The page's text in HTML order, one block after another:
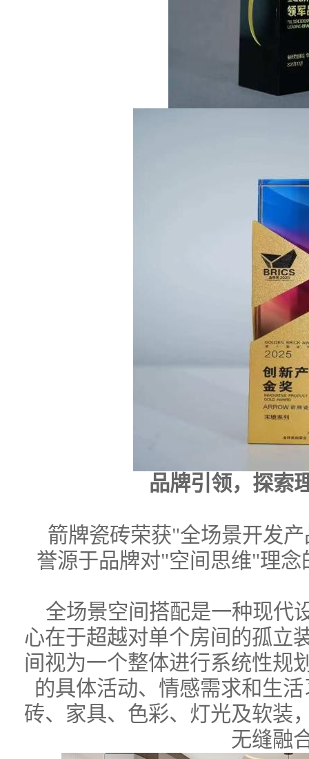
品牌引领，探索
箭牌瓷砖荣获"全场景开发
誉源于品牌对"空间思维"理
全场景空间搭配是一种现代
心在于超越对单个房间的孤立
间视为一个整体进行系统性规
的具体活动、情感需求和生
砖、家具、色彩、灯光及软装
无缝融